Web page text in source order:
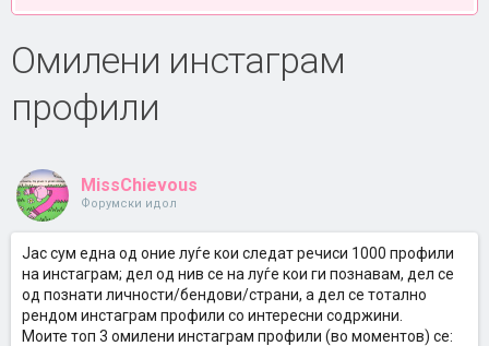
Омилени инстаграм
профили
MissChievous
Форумски идол
Јас сум една од оние луѓе кои следат речиси 1000 профили
на инстаграм; дел од нив се на луѓе кои ги познавам, дел се
од познати личности/бендови/страни, а дел се тотално
рендом инстаграм профили со интересни содржини.
Моите топ 3 омилени инстаграм профили (во моментов) се: